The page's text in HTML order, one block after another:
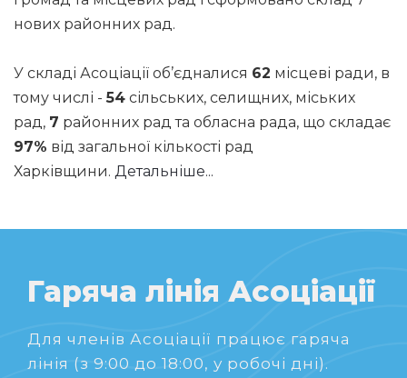
нових районних рад.
У складі Асоціації об’єдналися 62 місцеві ради, в
тому числі -54 сільських, селищних, міських
рад, 7 районних рад та обласна рада, що складає
97% від загальної кількості рад
Харківщини. Детальніше...
Гаряча лінія Асоціації
Для членів Асоціації працює гаряча
лінія (з 9:00 до 18:00, у робочі дні).